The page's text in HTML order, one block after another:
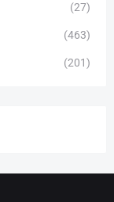
(27)
(463)
(201)